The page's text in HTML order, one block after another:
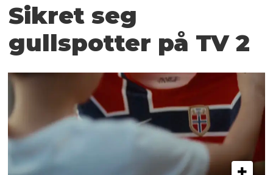
Sikret seg
gullspotter på TV 2